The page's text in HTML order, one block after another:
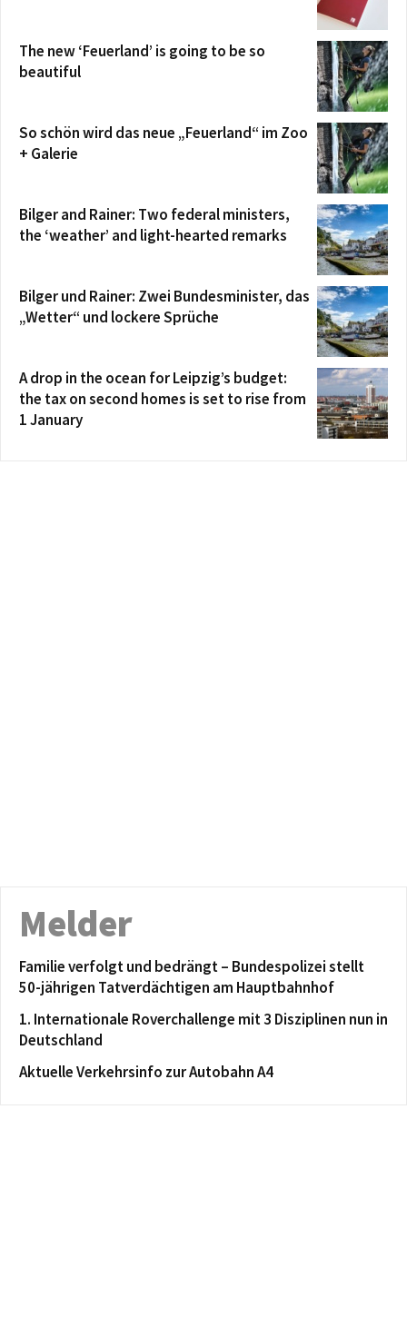
The new ‘Feuerland’ is going to be so
beautiful
So schön wird das neue „Feuerland“ im Zoo
+ Galerie
Bilger and Rainer: Two federal ministers,
the ‘weather’ and light-hearted remarks
Bilger und Rainer: Zwei Bundesminister, das
„Wetter“ und lockere Sprüche
A drop in the ocean for Leipzig’s budget:
the tax on second homes is set to rise from
1 January
Melder
Familie verfolgt und bedrängt – Bundespolizei stellt
50-jährigen Tatverdächtigen am Hauptbahnhof
1. Internationale Roverchallenge mit 3 Disziplinen nun in
Deutschland
Aktuelle Verkehrsinfo zur Autobahn A4